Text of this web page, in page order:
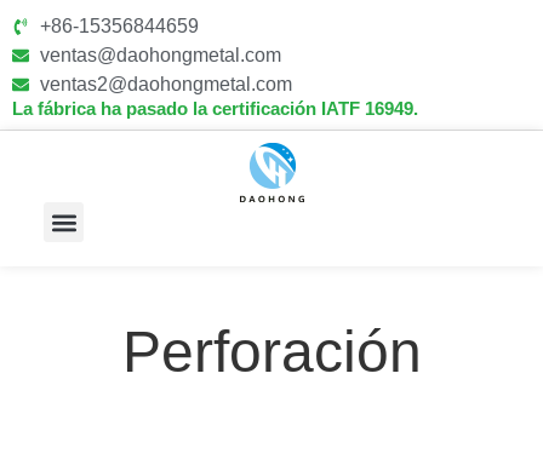
+86-15356844659
ventas@daohongmetal.com
ventas2@daohongmetal.com
La fábrica ha pasado la certificación IATF 16949.
Perforación